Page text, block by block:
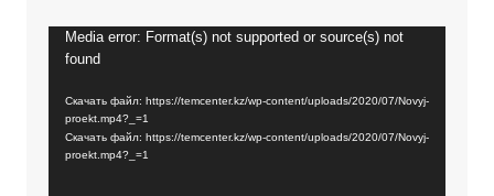
Видеоплеер
Media error: Format(s) not supported or source(s) not
found
Скачать файл: https://temcenter.kz/wp-content/uploads/2020/07/Novyj-
proekt.mp4?_=1
Скачать файл: https://temcenter.kz/wp-content/uploads/2020/07/Novyj-
proekt.mp4?_=1